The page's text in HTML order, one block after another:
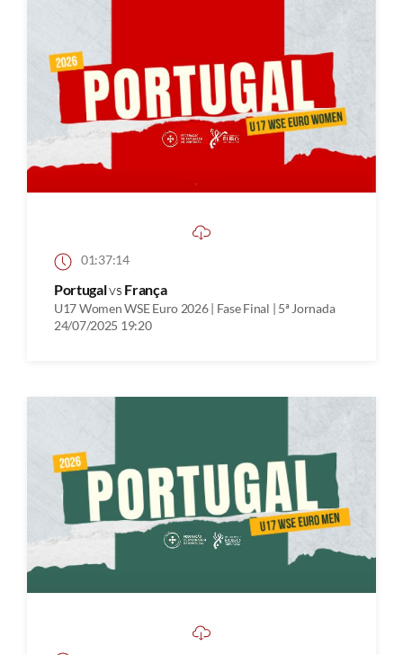
01:37:14
Portugalvs França
U17 Women WSE Euro 2026 | Fase Final | 5ª Jornada
24/07/2025 19:20